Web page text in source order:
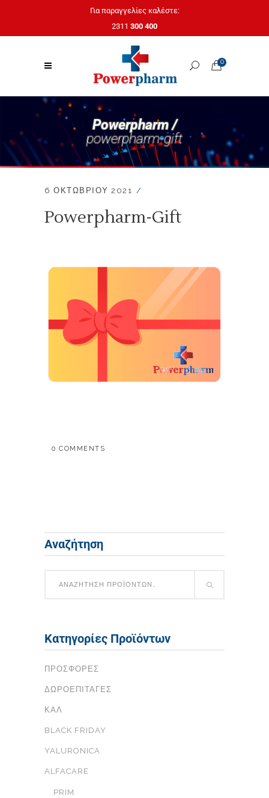
Για παραγγελίες καλέστε:
2311 300 400
0
Powerpharm /
powerpharm-gift
6 ΟΚΤΩΒΡΊΟΥ 2021
Powerpharm-Gift
0 COMMENTS
Αναζήτηση
Κατηγορίες Προϊόντων
ΠΡΟΣΦΟΡΈΣ
ΔΩΡΟΕΠΙΤΑΓΈΣ
ΚΑΛ
BLACK FRIDAY
YALURONICA
ALFACARE
PRIM